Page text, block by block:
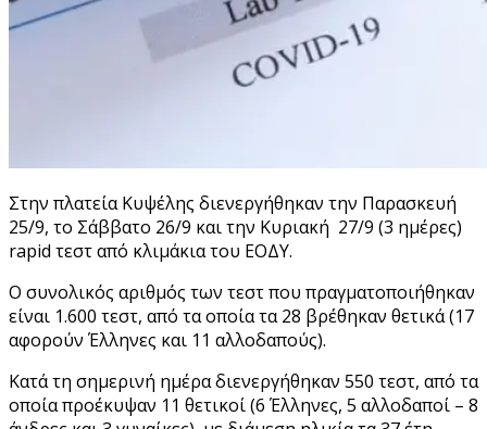
Στην πλατεία Κυψέλης διενεργήθηκαν την Παρασκευή
25/9, το Σάββατο 26/9 και την Κυριακή 27/9 (3 ημέρες)
rapid τεστ από κλιμάκια του ΕΟΔΥ.
Ο συνολικός αριθμός των τεστ που πραγματοποιήθηκαν
είναι 1.600 τεστ, από τα οποία τα 28 βρέθηκαν θετικά (17
αφορούν Έλληνες και 11 αλλοδαπούς).
Κατά τη σημερινή ημέρα διενεργήθηκαν 550 τεστ, από τα
οποία προέκυψαν 11 θετικοί (6 Έλληνες, 5 αλλοδαποί – 8